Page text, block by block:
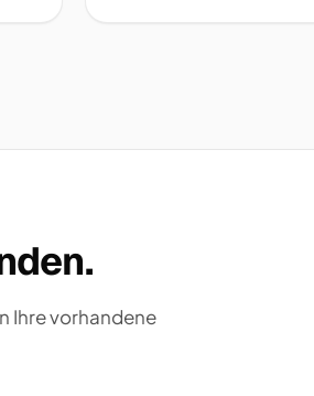
Ihre vorhandene